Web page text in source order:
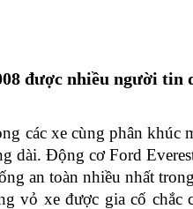
được nhiều người tin
các xe cùng phân khúc
dài. Động cơ Ford
an toàn nhiều nhất
vỏ xe được gia cố chắc